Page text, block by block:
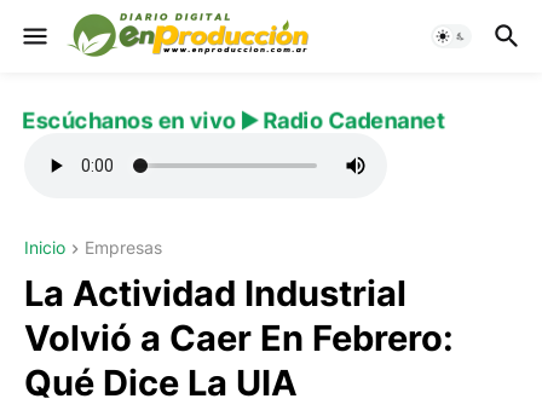
Escúchanos en vivo ▶️ Radio Cadenanet
Inicio Empresas
La Actividad Industrial
Volvió a Caer En Febrero:
Qué Dice La UIA